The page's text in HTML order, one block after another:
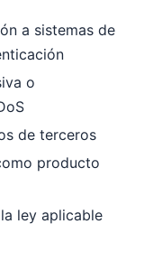
a sistemas de
o
de terceros
producto
ley aplicable